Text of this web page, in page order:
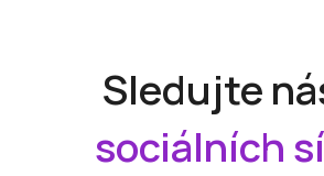
Sledujte
sociálních